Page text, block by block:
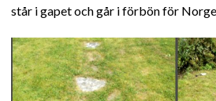
står i gapet och går i förbön för